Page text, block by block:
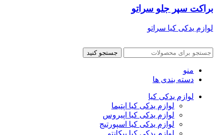
براکت سپر جلو سراتو
لوازم یدکی کیا سراتو
جستجو کنید
منو
دسته بندی ها
لوازم یدکی کیا
لوازم یدکی کیا اپتیما
لوازم یدکی کیا اپیروس
لوازم یدکی کیا اسپورتیج
لوازم یدکی کیا پیکانتو